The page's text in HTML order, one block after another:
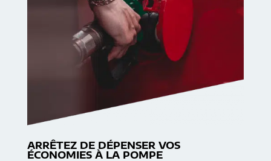
ARRÊTEZ DE DÉPENSER VOS
ÉCONOMIES À LA POMPE